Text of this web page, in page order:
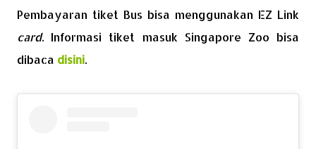
Pembayaran tiket Bus bisa menggunakan EZ Link
card. Informasi tiket masuk Singapore Zoo bisa
dibaca disini.